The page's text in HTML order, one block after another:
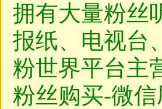
拥有大量粉丝
报纸、电视台
粉世界平台主
粉丝购买-微